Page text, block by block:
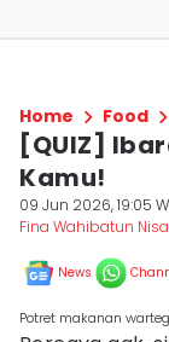
Home Food
[QUIZ]
Kamu!
09 Jun 2026, 19:05
Fina Wahibatun Nisa
News
Potret makanan